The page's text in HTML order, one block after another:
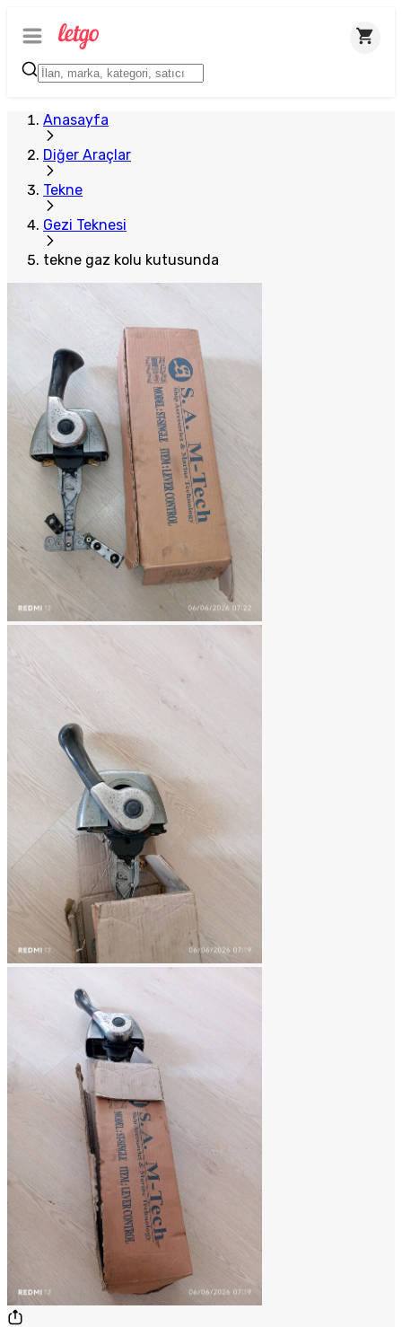
Anasayfa
Diğer Araçlar
Tekne
Gezi Teknesi
tekne gaz kolu kutusunda